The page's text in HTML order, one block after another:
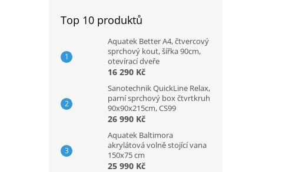
Top 10 produktů
Aquatek Better A4, čtvercový
sprchový kout, šířka 90cm,
otevírací dveře
16 290 Kč
Sanotechnik QuickLine Relax,
parní sprchový box čtvrtkruh
90x90x215cm, CS99
26 990 Kč
Aquatek Baltimora
akrylátová volně stojící vana
150x75 cm
25 990 Kč